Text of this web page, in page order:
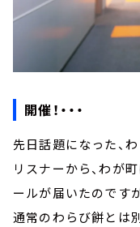
開催！・・・
先日話題になった、
リスナーから、わが
ールが届いたのですが
通常のわらび餅とは